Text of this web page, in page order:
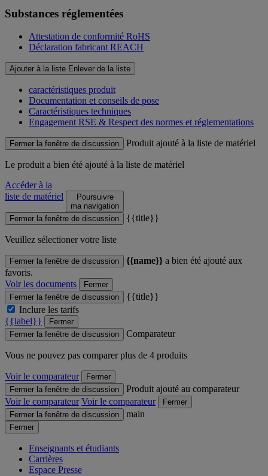
Substances réglementées
Attestation de conformité RoHS
Déclaration fabricant REACH
Ajouter à la liste Enlever de la liste
caractéristiques produit
Documentation et conseils de pose
Caractéristiques techniques
Engagement RSE & Respect des normes et réglementations
Fermer la fenêtre de discussion Produit ajouté à la liste de matériel
Le produita bien été ajouté à la liste de matériel
Accéder à la
liste de matériel
Poursuivre
ma navigation
Fermer la fenêtre de discussion
{{title}}
Veuillez sélectioner votre liste
Fermer la fenêtre de discussion {{name}} a bien été ajouté aux
favoris.
Voir les documents
Fermer
Fermer la fenêtre de discussion
{{title}}
Inclure les tarifs
{{label}}
Fermer
Fermer la fenêtre de discussion
Comparateur
Vous ne pouvez pas comparer plus de 4 produits
Voir le comparateur
Fermer
Fermer la fenêtre de discussion
Produit ajouté au comparateur
Voir le comparateur Voir le comparateur
Fermer
Fermer la fenêtre de discussion
main
Fermer
Enseignants et étudiants
Carrières
Espace Presse